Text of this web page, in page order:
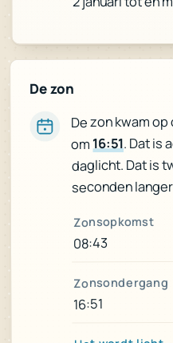
De zon
De zon kwam op
om 16:51. Dat is
daglicht. Dat is
seconden
Zonsopkomst
08:43
Zonsondergang
16:51